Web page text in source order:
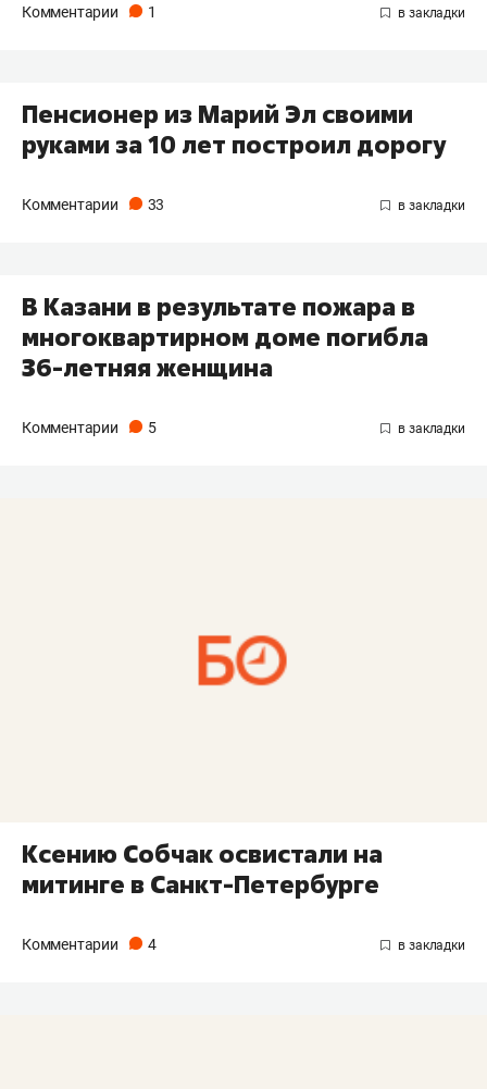
Комментарии 1
Пенсионер из Марий Эл своими
руками за 10 лет построил дорогу
Комментарии 33
В Казани в результате пожара в
многоквартирном доме погибла
36-летняя женщина
Комментарии 5
Ксению Собчак освистали на
митинге в Санкт-Петербурге
Комментарии 4